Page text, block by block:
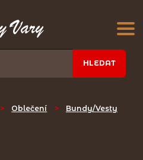
HLEDAT
> Oblečení > Bundy/Vesty